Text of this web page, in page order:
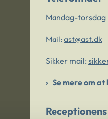
Mandag-torsdag
Mail: ast@ast.dk
Sikker mail:
Se mere om